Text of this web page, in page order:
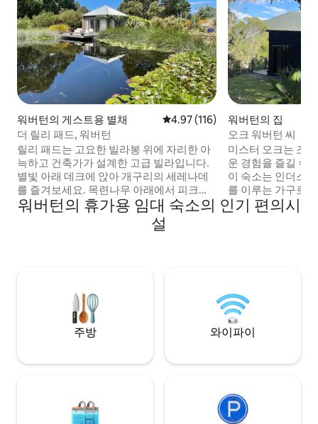
워버턴의 게스트용 별채 평점 4.97점(5점 만점), 후기 116
4.97 (116)
더 릴리 패드, 워버턴
릴리 패드는 고요한 빌라봉 위에 자리한 아
늑하고 건축가가 설계한 고급 빌라입니다.
별빛 아래 데크에 앉아 개구리의 세레나데
를 즐겨보세요. 목련나무 아래에서 피크닉
을 즐겨보세요. 2024년 10월에 리모델링을
마친 이 숙소는 주방과 욕실이 딸린 객실을
갖추고 있으며, 주변 3.5에이커에 이르는 부
수 있습니다.
워버턴의 집
오크 워버턴 씨
미스터 오크는 조
운 경험을 즐길 수
이 숙소는 인더스
를 이루는 가구로
깔끔합니다. 정직하고 소박한 공간이지만
그래서 저희가 좋
은 오두막.
워버턴의 휴가용 임대 숙소의 인기 편의시
설
주방 와이파이